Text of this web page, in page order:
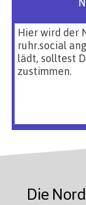
Hier wird der
ruhr.social
lädt, solltest
zustimmen.
Die